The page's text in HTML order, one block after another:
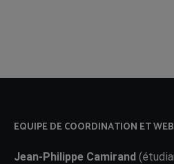
EQUIPE DE COORDINATION ET WEB
Jean-Philippe Camirand